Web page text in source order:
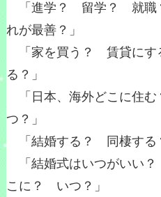
「進学？ 留学？ 就
れが最善？」
「家を買う？ 賃貸にす
る？」
「日本、海外どこに住
つ？」
「結婚する？ 同棲する
「結婚式はいつがいい
こに？ いつ？」